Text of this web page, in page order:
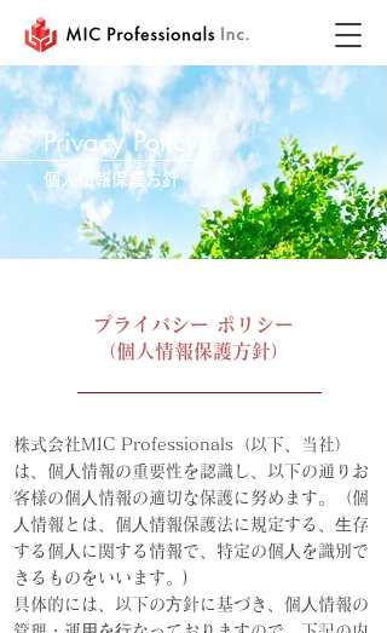
Privacy Policy
個人情報保護方針
プライバシー ポリシー
（個人情報保護方針）
株式会社MIC Professionals（以下、当社）
は、個⼈情報の重要性を認識し、以下の通りお
客様の個⼈情報の適切な保護に努めます。（個
⼈情報とは、個⼈情報保護法に規定する、⽣存
する個⼈に関する情報で、特定の個⼈を識別で
きるものをいいます。)
具体的には、以下の⽅針に基づき、個⼈情報の